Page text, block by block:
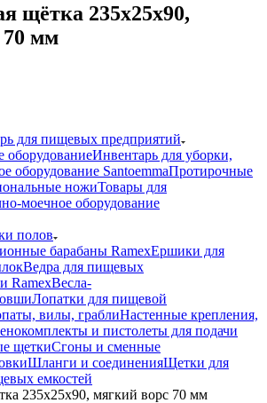
щётка 235x25x90,
70 мм
для пищевых предприятий
оборудованиеИнвентарь для уборки,
оборудование SantoemmaПротирочные
ножиТовары для
моечное оборудование
полов
барабаны RamexЕршики для
Ведра для пищевых
RamexВесла-
Лопатки для пищевой
вилы, граблиНастенные крепления,
и пистолеты для подачи
щеткиСгоны и сменные
Шланги и соединенияЩетки для
емкостей
235x25x90, мягкий ворс 70 мм